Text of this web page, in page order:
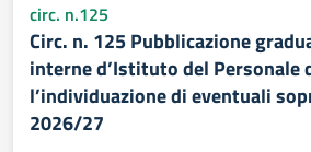
circ. n.125
Circ. n. 125 Pubblicazione
interne d’Istituto del Personale
l’individuazione di eventuali
2026/27